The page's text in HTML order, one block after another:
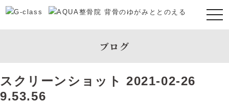
ブログ
スクリーンショット 2021-02-26
9.53.56